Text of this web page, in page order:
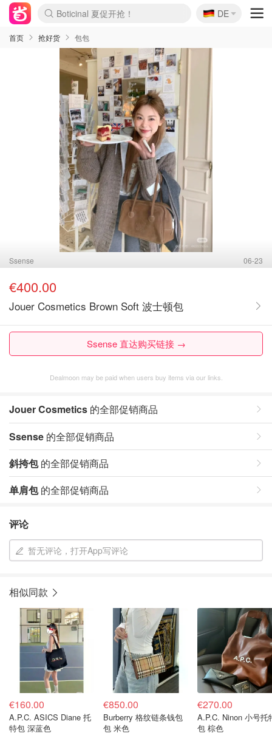
4折！lulu周四疯狂上新
还没结束！&OtherStories大促
Joybuy变相75折 随时失效
速领！Stanley独家85折
疑似霸哥！Camper额外叠85折
Zalando 奥莱闪促！每日更新
Moncler反季囤！5折起+叠9折
Coach Brooklyn仅€192
🇩🇪
DE
首页 抢好货 包包
Ssense 06-23
€400.00
Jouer Cosmetics Brown Soft 波士顿包
Ssense 直达购买链接 →
Dealmoon may be paid when users buy items via our links.
Jouer Cosmetics 的全部促销商品
Ssense 的全部促销商品
斜挎包的全部促销商品
单肩包的全部促销商品
评论
暂无评论，打开App写评论
相似同款
€160.00
A.P.C. ASICS Diane 托
特包 深蓝色
€850.00
Burberry 格纹链条钱包
包 米色
€270.00
A.P.C. Ninon 小号托特
包 棕色